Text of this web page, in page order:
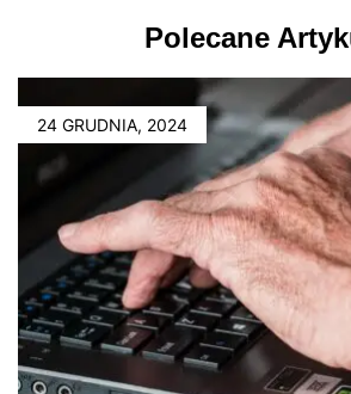
Polecane
24 GRUDNIA, 2024